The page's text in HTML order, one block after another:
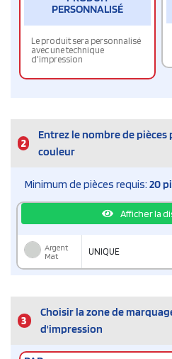
PERSONNALISÉ
Le produit sera personnalisé
avec une technique
d'impression
2
Entrez le nombre de pièces
couleur
Minimum de pièces requis: 20
Afficher la
Argent
Mat
UNIQUE
3
Choisir la zone de
d'impression